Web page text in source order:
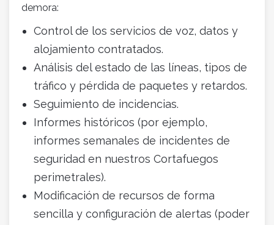
demora:
Control de los servicios de voz, datos y
alojamiento contratados.
Análisis del estado de las líneas, tipos de
tráfico y pérdida de paquetes y retardos.
Seguimiento de incidencias.
Informes históricos (por ejemplo,
informes semanales de incidentes de
seguridad en nuestros Cortafuegos
perimetrales).
Modificación de recursos de forma
sencilla y configuración de alertas (poder